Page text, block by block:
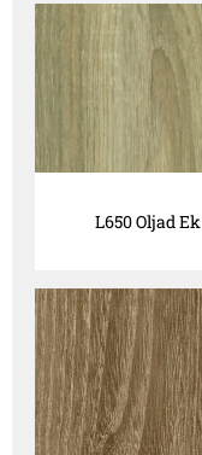
L650 Oljad Ek